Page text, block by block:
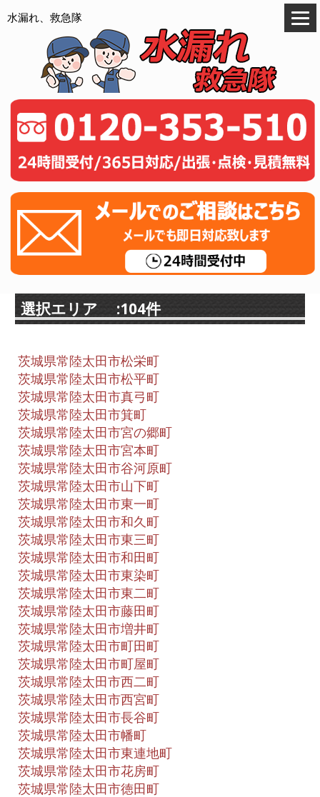
水漏れ、救急隊
選択エリア :104件
茨城県常陸太田市松栄町
茨城県常陸太田市松平町
茨城県常陸太田市真弓町
茨城県常陸太田市箕町
茨城県常陸太田市宮の郷町
茨城県常陸太田市宮本町
茨城県常陸太田市谷河原町
茨城県常陸太田市山下町
茨城県常陸太田市東一町
茨城県常陸太田市和久町
茨城県常陸太田市東三町
茨城県常陸太田市和田町
茨城県常陸太田市東染町
茨城県常陸太田市東二町
茨城県常陸太田市藤田町
茨城県常陸太田市増井町
茨城県常陸太田市町田町
茨城県常陸太田市町屋町
茨城県常陸太田市西二町
茨城県常陸太田市西宮町
茨城県常陸太田市長谷町
茨城県常陸太田市幡町
茨城県常陸太田市東連地町
茨城県常陸太田市花房町
茨城県常陸太田市徳田町